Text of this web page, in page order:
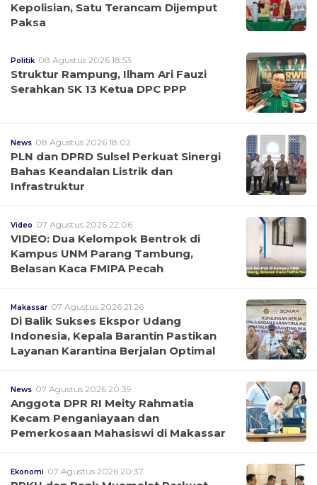
Kepolisian, Satu Terancam Dijemput
Paksa
Politik 08 Agustus 2026 18:53
Struktur Rampung, Ilham Ari Fauzi
Serahkan SK 13 Ketua DPC PPP
News 08 Agustus 2026 18:02
PLN dan DPRD Sulsel Perkuat Sinergi
Bahas Keandalan Listrik dan
Infrastruktur
Video 07 Agustus 2026 22:06
VIDEO: Dua Kelompok Bentrok di
Kampus UNM Parang Tambung,
Belasan Kaca FMIPA Pecah
Makassar 07 Agustus 2026 21:26
Di Balik Sukses Ekspor Udang
Indonesia, Kepala Barantin Pastikan
Layanan Karantina Berjalan Optimal
News 07 Agustus 2026 20:39
Anggota DPR RI Meity Rahmatia
Kecam Penganiayaan dan
Pemerkosaan Mahasiswi di Makassar
Ekonomi 07 Agustus 2026 20:37